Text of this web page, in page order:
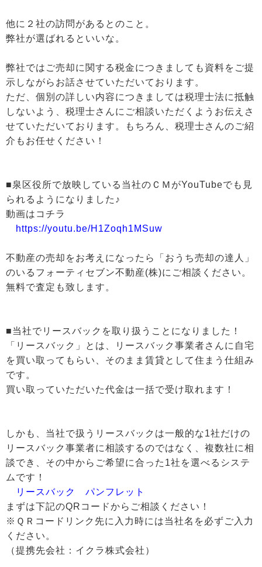
他に２社の訪問があるとのこと。
弊社が選ばれるといいな。
弊社ではご売却に関する税金につきましても資料をご提
示しながらお話させていただいております。
ただ、個別の詳しい内容につきましては税理士法に抵触
しないよう、税理士さんにご相談いただくようお伝えさ
せていただいております。もちろん、税理士さんのご紹
介もお任せください！
■泉区役所で放映している当社のＣＭがYouTubeでも見
られるようになりました♪
動画はコチラ
https://youtu.be/H1Zoqh1MSuw
不動産の売却をお考えになったら「おうち売却の達人」
のいるフォーティセブン不動産(株)にご相談ください。
無料で査定も致します。
■当社でリースバックを取り扱うことになりました！
「リースバック」とは、リースバック事業者さんに自宅
を買い取ってもらい、そのまま賃貸として住まう仕組み
です。
買い取っていただいた代金は一括で受け取れます！
しかも、当社で扱うリースバックは一般的な1社だけの
リースバック事業者に相談するのではなく、複数社に相
談でき、その中からご希望に合った1社を選べるシステ
ムです！
リースバック パンフレット
まずは下記のQRコードからご相談ください！
※ＱＲコードリンク先に入力時には当社名を必ずご入力
ください。
（提携先会社：イクラ株式会社）